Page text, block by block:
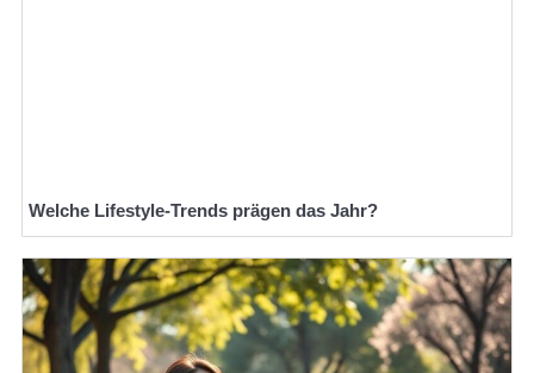
Welche Lifestyle-Trends prägen das Jahr?